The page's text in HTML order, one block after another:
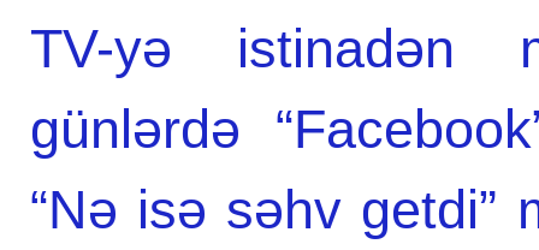
TV-yə istinadən
günlərdə
“Nə isə səhv getdi”